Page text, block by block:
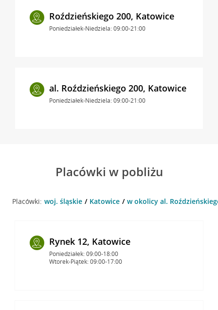
Roździeńskiego 200, Katowice
Poniedziałek-Niedziela: 09:00-21:00
al. Roździeńskiego 200, Katowice
Poniedziałek-Niedziela: 09:00-21:00
Placówki w pobliżu
Placówki: woj. śląskie Katowice w okolicy al.
Rynek 12, Katowice
Poniedziałek: 09:00-18:00
Wtorek-Piątek: 09:00-17:00